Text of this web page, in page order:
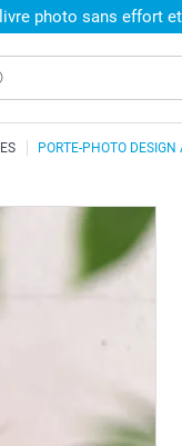
photo sans effort
PORTE-PHOTO